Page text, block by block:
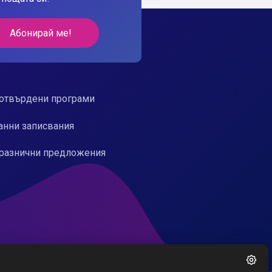
Абонирай ме!
програми
записвания
предложения